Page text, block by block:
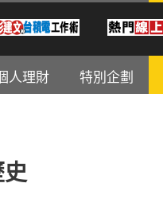
人理財 特別企劃
史